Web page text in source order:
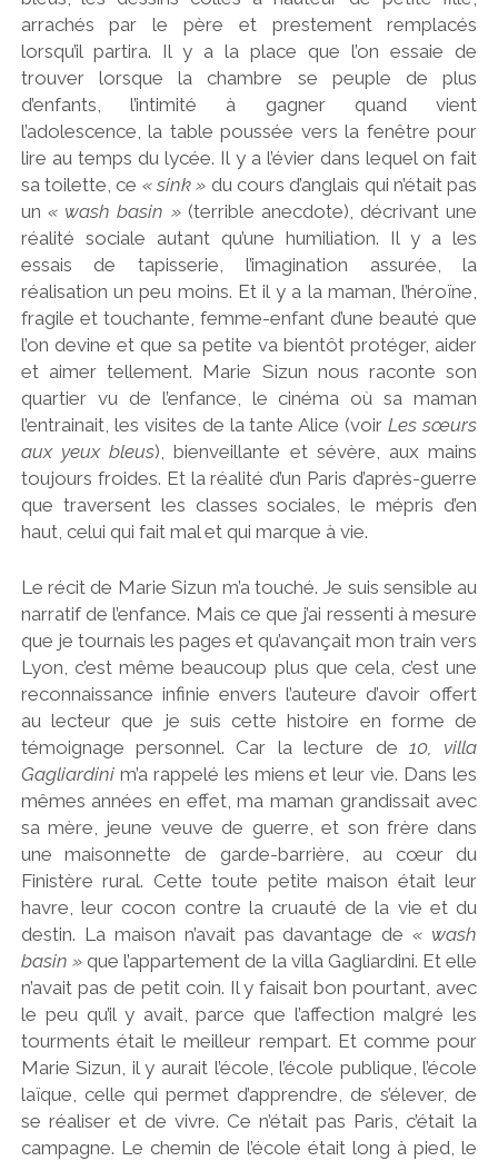
arrachés par le père et prestement remplacés
lorsqu’il partira. Il y a la place que l’on essaie de
trouver lorsque la chambre se peuple de plus
d’enfants, l’intimité à gagner quand vient
l’adolescence, la table poussée vers la fenêtre pour
lire au temps du lycée. Il y a l’évier dans lequel on fait
sa toilette, ce « sink » du cours d’anglais qui n’était pas
un « wash basin »(terrible anecdote), décrivant une
réalité sociale autant qu’une humiliation. Il y a les
essais de tapisserie, l’imagination assurée, la
réalisation un peu moins. Et il y a la maman, l’héroïne,
fragile et touchante, femme-enfant d’une beauté que
l’on devine et que sa petite va bientôt protéger, aider
et aimer tellement. Marie Sizun nous raconte son
quartier vu de l’enfance, le cinéma où sa maman
l’entrainait, les visites de la tante Alice (voirLes sœurs
aux yeux bleus), bienveillante et sévère, aux mains
toujours froides. Et la réalité d’un Paris d’après-guerre
que traversent les classes sociales, le mépris d’en
haut, celui qui fait mal et qui marque à vie.
Le récit de Marie Sizun m’a touché. Je suis sensible au
narratif de l’enfance. Mais ce que j’ai ressenti à mesure
que je tournais les pages et qu’avançait mon train vers
Lyon, c’est même beaucoup plus que cela, c’est une
reconnaissance infinie envers l’auteure d’avoir offert
au lecteur que je suis cette histoire en forme de
témoignage personnel. Car la lecture de 10, villa
Gagliardinim’a rappelé les miens et leur vie. Dans les
mêmes années en effet, ma maman grandissait avec
sa mère, jeune veuve de guerre, et son frère dans
une maisonnette de garde-barrière, au cœur du
Finistère rural. Cette toute petite maison était leur
havre, leur cocon contre la cruauté de la vie et du
destin. La maison n’avait pas davantage de« wash
basin »que l’appartement de la villa Gagliardini. Et elle
n’avait pas de petit coin. Il y faisait bon pourtant, avec
le peu qu’il y avait, parce que l’affection malgré les
tourments était le meilleur rempart. Et comme pour
Marie Sizun, il y aurait l’école, l’école publique, l’école
laïque, celle qui permet d’apprendre, de s’élever, de
se réaliser et de vivre. Ce n’était pas Paris, c’était la
campagne. Le chemin de l’école était long à pied, le